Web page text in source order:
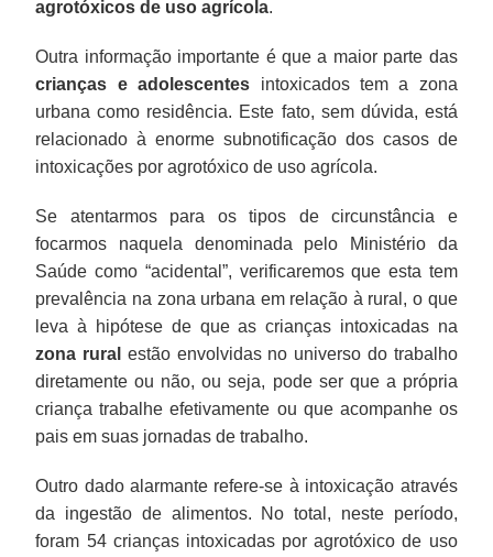
agrotóxicos de uso agrícola.
Outra informação importante é que a maior parte das
crianças e adolescentes intoxicados tem a zona
urbana como residência. Este fato, sem dúvida, está
relacionado à enorme subnotificação dos casos de
intoxicações por agrotóxico de uso agrícola.
Se atentarmos para os tipos de circunstância e
focarmos naquela denominada pelo Ministério da
Saúde como “acidental”, verificaremos que esta tem
prevalência na zona urbana em relação à rural, o que
leva à hipótese de que as crianças intoxicadas na
zona rural estão envolvidas no universo do trabalho
diretamente ou não, ou seja, pode ser que a própria
criança trabalhe efetivamente ou que acompanhe os
pais em suas jornadas de trabalho.
Outro dado alarmante refere-se à intoxicação através
da ingestão de alimentos. No total, neste período,
foram 54 crianças intoxicadas por agrotóxico de uso